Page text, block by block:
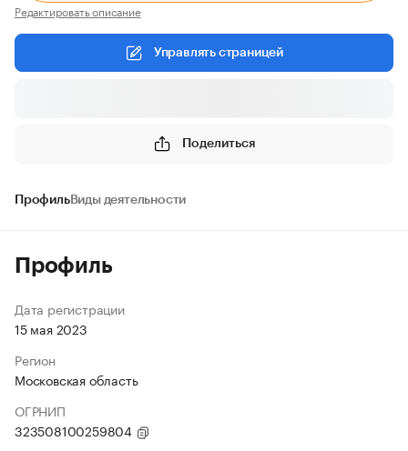
Редактировать описание
Управлять страницей
Поделиться
ПрофильВиды деятельности
Профиль
Дата регистрации
15 мая 2023
Регион
Московская область
ОГРНИП
323508100259804